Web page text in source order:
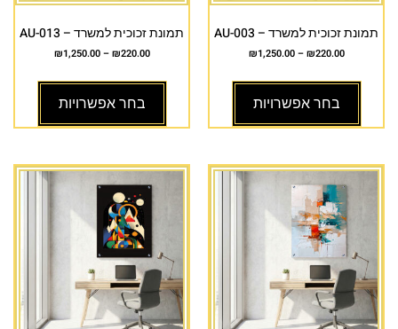
תמונת זכוכית למשרד – AU-003
₪220.00
–
₪1,250.00
בחר אפשרויות
תמונת זכוכית למשרד – AU-013
₪220.00
–
₪1,250.00
בחר אפשרויות